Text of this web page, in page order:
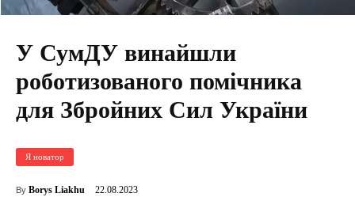
У СумДУ винайшли
роботизованого помічника
для Збройних Сил України
Я новатор
By Borys Liakhu 22.08.2023